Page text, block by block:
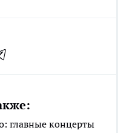
главные концерты